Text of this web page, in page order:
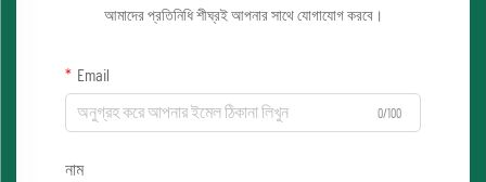
আমাদের প্রতিনিধি শীঘ্রই আপনার সাথে যোগাযোগ করবে।
Email
0/100
নাম